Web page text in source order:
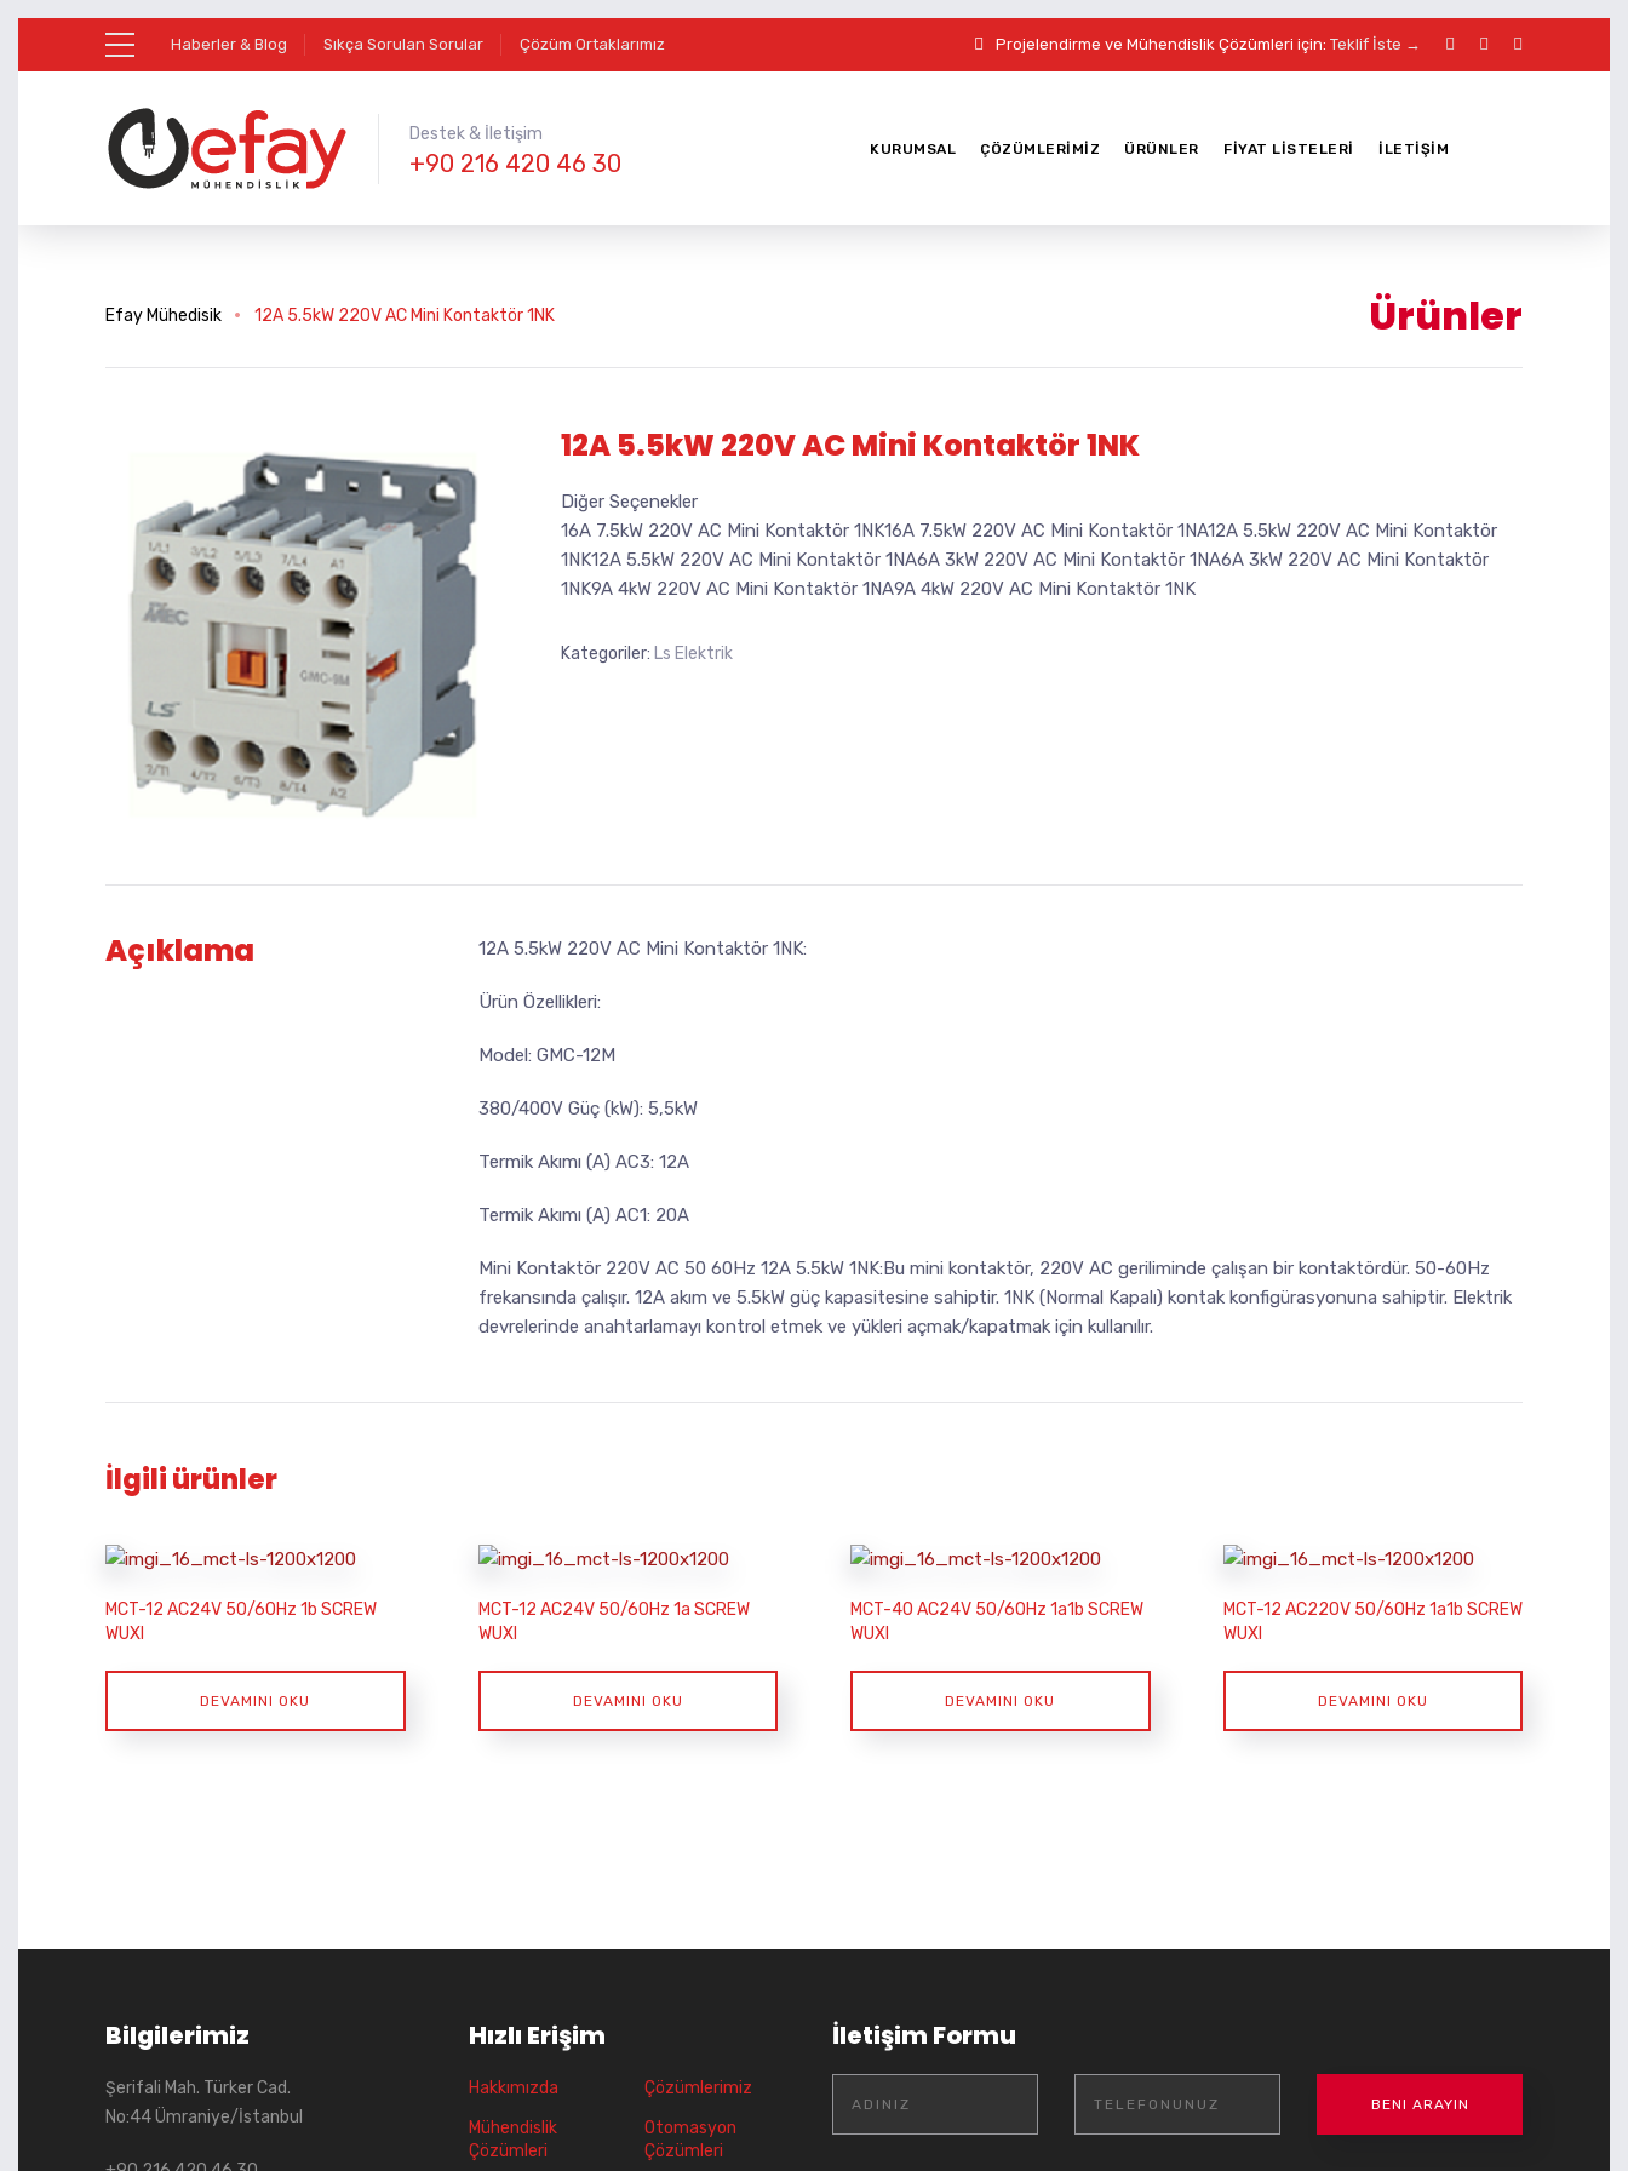
Haberler & Blog Sıkça Sorulan Sorular Çözüm Ortaklarımız Projelendirme ve Mühendislik Çözümleri için: Teklif İste →
Destek & İletişim
+90 216 420 46 30 KURUMSAL ÇÖZÜMLERIMIZ ÜRÜNLER FIYAT LISTELERI İLETIŞIM
Ürünler
Efay Mühedisik 12A 5.5kW 220V AC Mini Kontaktör 1NK
12A 5.5kW 220V AC Mini Kontaktör 1NK
Diğer Seçenekler
16A 7.5kW 220V AC Mini Kontaktör 1NK16A 7.5kW 220V AC Mini Kontaktör 1NA12A 5.5kW 220V AC Mini Kontaktör
1NK12A 5.5kW 220V AC Mini Kontaktör 1NA6A 3kW 220V AC Mini Kontaktör 1NA6A 3kW 220V AC Mini Kontaktör
1NK9A 4kW 220V AC Mini Kontaktör 1NA9A 4kW 220V AC Mini Kontaktör 1NK
Kategoriler: Ls Elektrik
Açıklama 12A 5.5kW 220V AC Mini Kontaktör 1NK:
Ürün Özellikleri:
Model: GMC-12M
380/400V Güç (kW): 5,5kW
Termik Akımı (A) AC3: 12A
Termik Akımı (A) AC1: 20A
Mini Kontaktör 220V AC 50 60Hz 12A 5.5kW 1NK:Bu mini kontaktör, 220V AC geriliminde çalışan bir kontaktördür. 50-60Hz
frekansında çalışır. 12A akım ve 5.5kW güç kapasitesine sahiptir. 1NK (Normal Kapalı) kontak konfigürasyonuna sahiptir. Elektrik
devrelerinde anahtarlamayı kontrol etmek ve yükleri açmak/kapatmak için kullanılır.
İlgili ürünler
MCT-12 AC24V 50/60Hz 1b SCREW
WUXI
DEVAMINI OKU
MCT-12 AC24V 50/60Hz 1a SCREW
WUXI
DEVAMINI OKU
MCT-40 AC24V 50/60Hz 1a1b SCREW
WUXI
DEVAMINI OKU
MCT-12 AC220V 50/60Hz 1a1b SCREW
WUXI
DEVAMINI OKU
Bilgilerimiz
Şerifali Mah. Türker Cad.
No:44 Ümraniye/İstanbul
Hızlı Erişim
Hakkımızda
Çözümlerimiz
Mühendislik
Çözümleri
Otomasyon
Çözümleri
İletişim Formu